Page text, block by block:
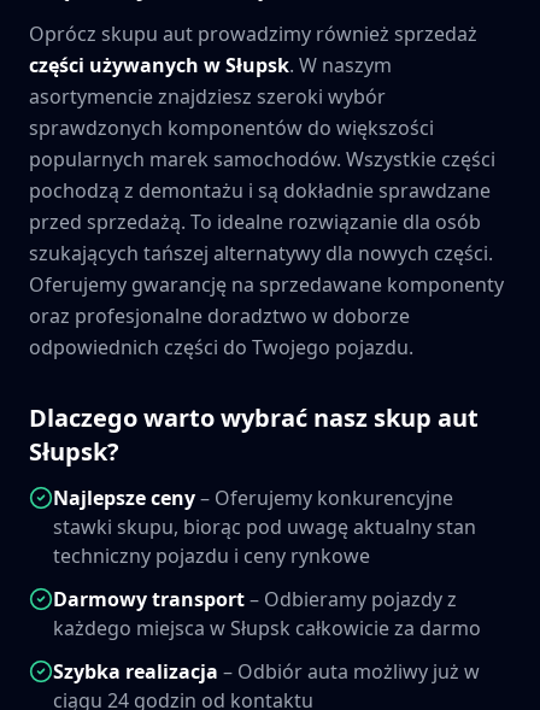
Oprócz skupu aut prowadzimy również sprzedaż
części używanych wSłupsk. W naszym
asortymencie znajdziesz szeroki wybór
sprawdzonych komponentów do większości
popularnych marek samochodów. Wszystkie części
pochodzą z demontażu i są dokładnie sprawdzane
przed sprzedażą. To idealne rozwiązanie dla osób
szukających tańszej alternatywy dla nowych części.
Oferujemy gwarancję na sprzedawane komponenty
oraz profesjonalne doradztwo w doborze
odpowiednich części do Twojego pojazdu.
Dlaczego warto wybrać nasz skup aut
Słupsk?
Najlepsze ceny– Oferujemy konkurencyjne
stawki skupu, biorąc pod uwagę aktualny stan
techniczny pojazdu i ceny rynkowe
Darmowy transport– Odbieramy pojazdy z
każdego miejsca wSłupsk całkowicie za darmo
Szybka realizacja – Odbiór auta możliwy już w
ciągu 24 godzin od kontaktu